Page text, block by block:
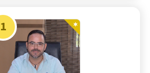
1